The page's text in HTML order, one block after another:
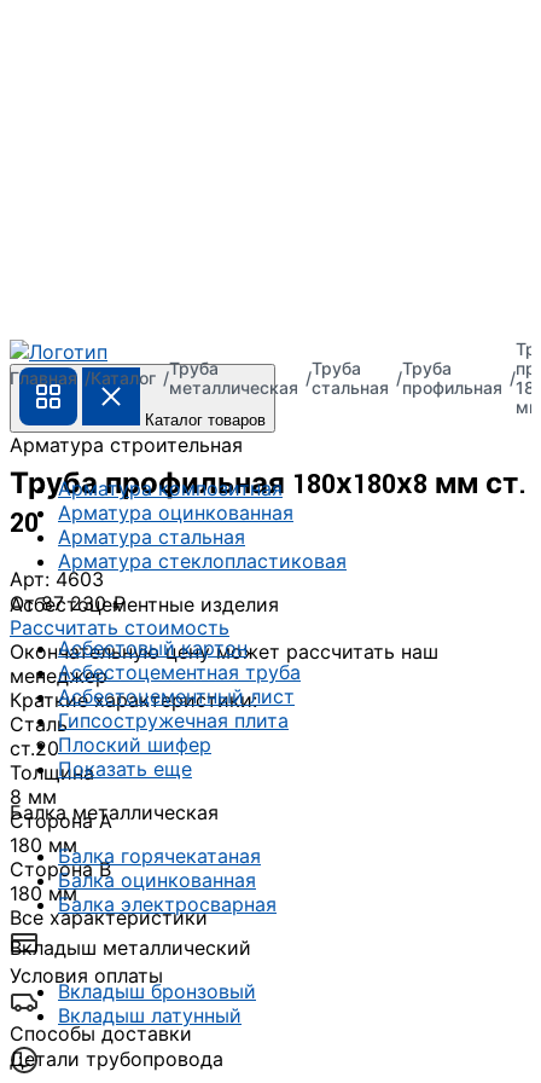
Каталог товаров
Арматура строительная
Арматура композитная
Арматура оцинкованная
Арматура стальная
Арматура стеклопластиковая
Асбестоцементные изделия
Асбестовый картон
Асбестоцементная труба
Асбестоцементный лист
Гипсостружечная плита
Плоский шифер
Показать еще
Балка металлическая
Балка горячекатаная
Балка оцинкованная
Балка электросварная
Вкладыш металлический
Вкладыш бронзовый
Вкладыш латунный
Детали трубопровода
Главная Каталог
Труба
металлическая
Труба
стальная
Труба
профильная
Труба профильная 180х180х8 мм ст.
20
Арт: 4603
От 87 230 ₽
Рассчитать стоимость
Окончательную цену может рассчитать наш
менеджер
Краткие характеристики:
Сталь
ст.20
Толщина
8 мм
Сторона А
180 мм
Сторона В
180 мм
Все характеристики
Условия оплаты
Способы доставки